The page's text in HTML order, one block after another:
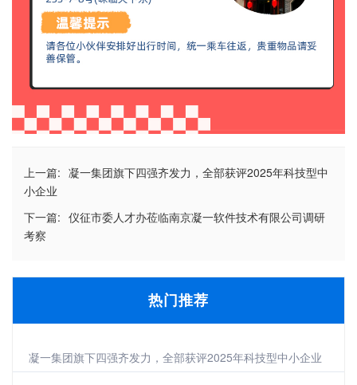
上一篇: 凝一集团旗下四强齐发力，全部获评2025年科技型中
小企业
下一篇: 仪征市委人才办莅临南京凝一软件技术有限公司调研
考察
热门推荐
凝一集团旗下四强齐发力，全部获评2025年科技型中小企业